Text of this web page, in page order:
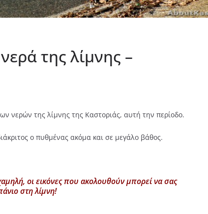
της λίμνης –
νερών της λίμνης της Καστοριάς, αυτή την περίοδο.
ο πυθμένας ακόμα και σε μεγάλο βάθος.
οι εικόνες που ακολουθούν μπορεί να σας
στη λίμνη!